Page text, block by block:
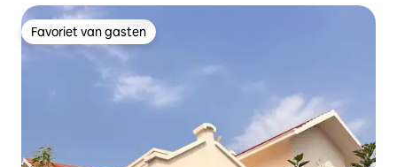
Favoriet van gasten
Favoriet van gasten